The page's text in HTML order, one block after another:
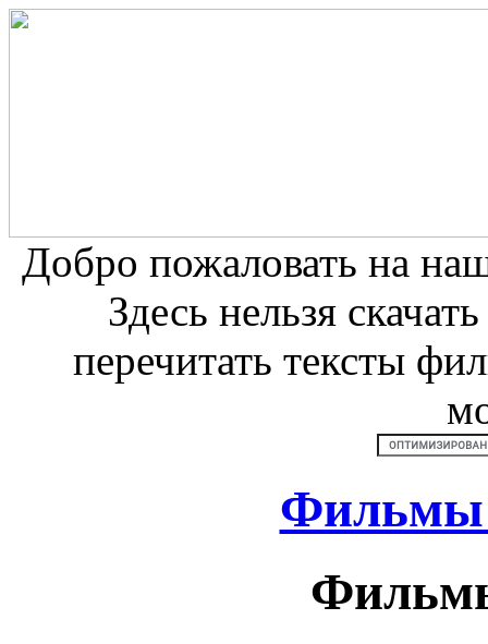
Добро пожаловать на
Здесь нельзя
перечитать тексты
Фильмы